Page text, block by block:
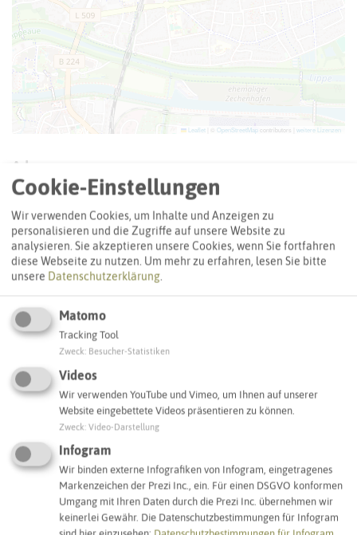
Leaflet OpenStreetMap contributors | weitere Lizenzen
Adresse:
Notfall-Infopunkt Dorsten Hervest FUR
An der Wienbecke 12
46284 Dorsten
Interaktive Karte
SCHLAGWORTE
So ordnen wir dieses Objekt ein
Notfall-Infopunkt
IN DER UMGEBUNG
Was Sie sonst noch entdecken können
DORSTEN
Cookie-Einstellungen
Wir verwenden Cookies, um Inhalte und Anzeigen zu
personalisieren und die Zugriffe auf unsere Website zu
analysieren. Sie akzeptieren unsere Cookies, wenn Sie fortfahren
diese Webseite zu nutzen. Um mehr zu erfahren, lesen Sie bitte
unsere Datenschutzerklärung.
Matomo
Tracking Tool
Zweck Besucher-Statistiken
Videos
Wir verwenden YouTube und Vimeo, um Ihnen auf unserer
Website eingebettete Videos präsentieren zu können.
Zweck Video-Darstellung
Infogram
Wir binden externe Infografiken von Infogram, eingetragenes
Markenzeichen der Prezi Inc., ein. Für einen DSGVO konformen
Umgang mit Ihren Daten durch die Prezi Inc. übernehmen wir
keinerlei Gewähr. Die Datenschutzbestimmungen für Infogram